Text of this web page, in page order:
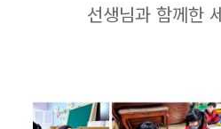
선생님과 함께한